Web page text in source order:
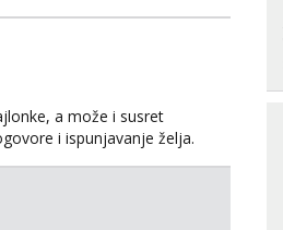
a može i susret
i ispunjavanje želja.